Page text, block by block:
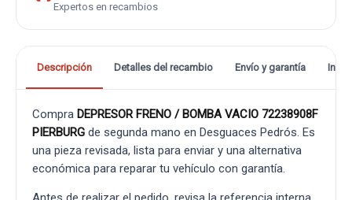
Expertos en recambios
Descripción Detalles del recambio Envío y garantía
Compra DEPRESOR FRENO / BOMBA VACIO 72238908F
PIERBURG de segunda mano en Desguaces Pedrós. Es
una pieza revisada, lista para enviar y una alternativa
económica para reparar tu vehículo con garantía.